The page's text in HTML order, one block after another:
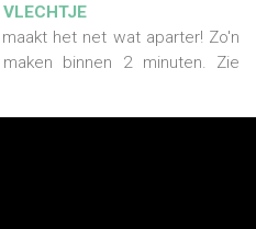
het net wat aparter! Zo'n
binnen 2 minuten. Zie